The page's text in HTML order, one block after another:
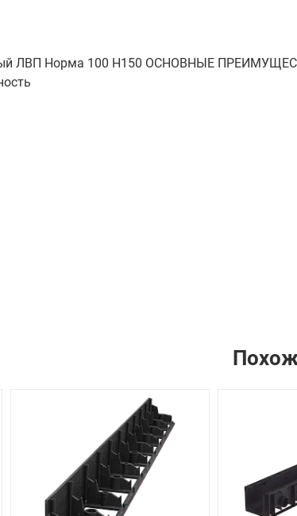
ЛВП Норма 100 Н150 ОСНОВНЫЕ